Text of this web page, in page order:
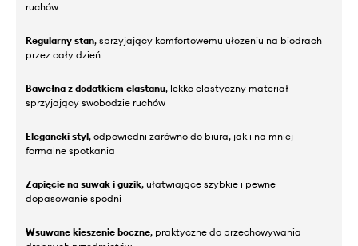
ruchów
Regularny stan, sprzyjający komfortowemu ułożeniu na biodrach
przez cały dzień
Bawełna z dodatkiem elastanu, lekko elastyczny materiał
sprzyjający swobodzie ruchów
Elegancki styl, odpowiedni zarówno do biura, jak i na mniej
formalne spotkania
Zapięcie na suwak i guzik, ułatwiające szybkie i pewne
dopasowanie spodni
Wsuwane kieszenie boczne, praktyczne do przechowywania